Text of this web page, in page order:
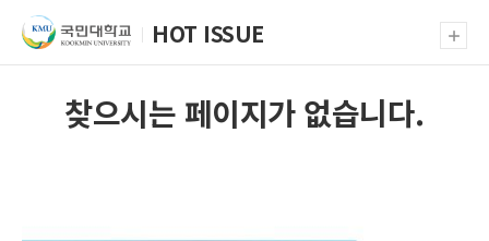
HOT ISSUE 더보
찾으시는 페이지가 없습니다.